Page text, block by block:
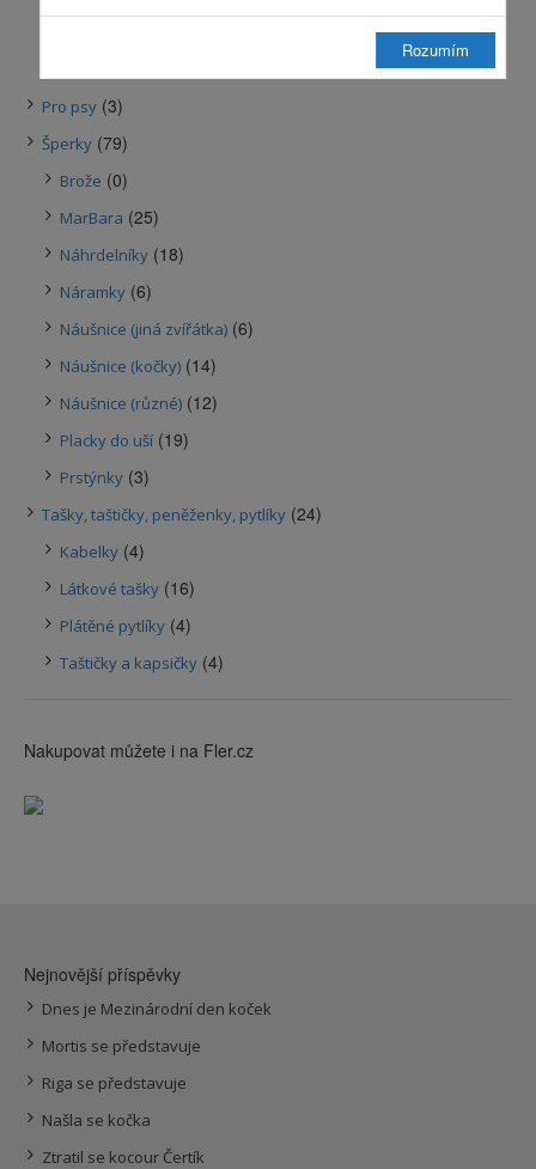
Pro psy (3)
Šperky (79)
Brože (0)
MarBara (25)
Náhrdelníky (18)
Náramky (6)
Náušnice (jiná zvířátka) (6)
Náušnice (kočky) (14)
Náušnice (různé) (12)
Placky do uší (19)
Prstýnky (3)
Tašky, taštičky, peněženky, pytlíky (24)
Kabelky (4)
Látkové tašky (16)
Plátěné pytlíky (4)
Taštičky a kapsičky (4)
Nakupovat můžete i na Fler.cz
Nejnovější příspěvky
Dnes je Mezinárodní den koček
Mortis se představuje
Riga se představuje
Našla se kočka
Ztratil se kocour Čertík
Rozumím